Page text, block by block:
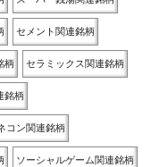
セメント関連銘柄
柄 セラミックス関連銘柄
銘柄
コン関連銘柄
ソーシャルゲーム関連銘柄